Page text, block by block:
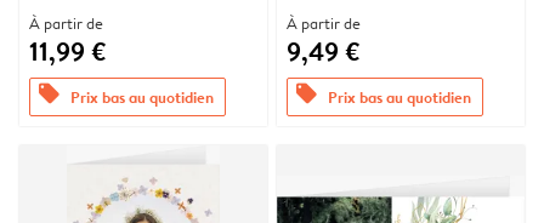
À partir de
11,99 €
offers Prix bas au quotidien
À partir de
9,49 €
offers Prix bas au quotidien